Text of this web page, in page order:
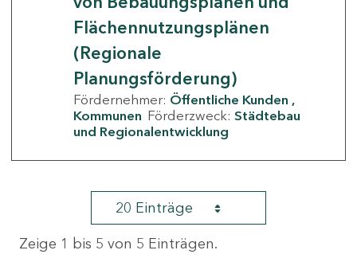
Flächennutzungsplänen
(Regionale
Planungsförderung)
Fördernehmer: Öffentliche Kunden
Kommunen Förderzweck: Städtebau
und Regionalentwicklung
20 Einträge
Zeige 1 bis 5 von 5 Einträgen.